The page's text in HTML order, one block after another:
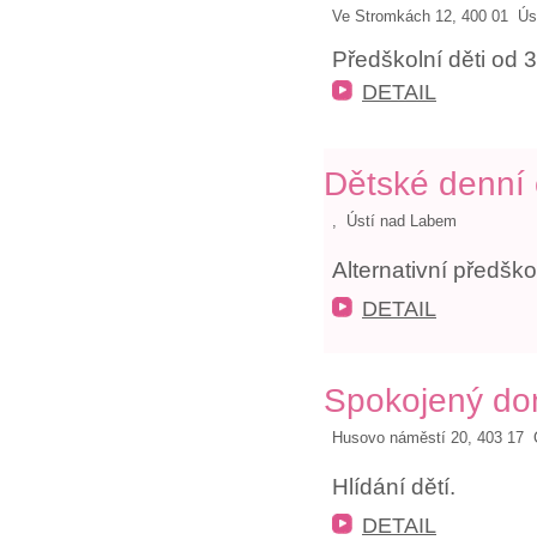
Ve Stromkách 12, 400 01
Předškolní děti od
DETAIL
Dětské denní
, Ústí nad Labem
Alternativní
DETAIL
Spokojený
Husovo náměstí 20, 403 17
Hlídání dětí.
DETAIL